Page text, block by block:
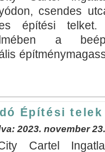
csendes
es építési
a
Építési
2023. november
Cartel